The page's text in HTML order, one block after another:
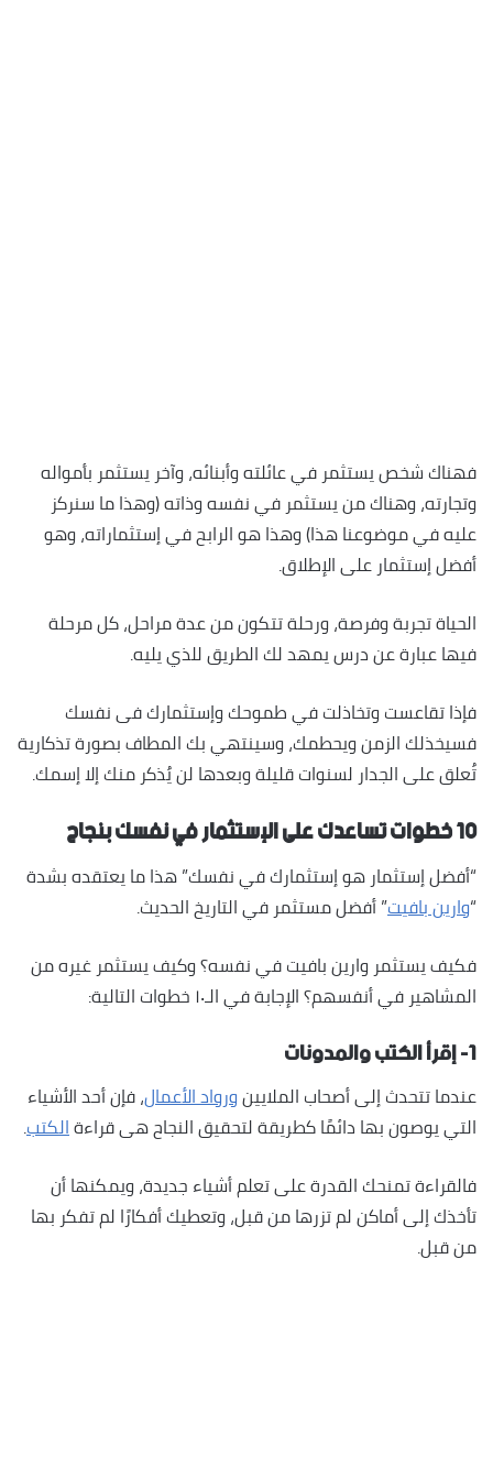
فهناك شخص يستثمر في عائلته وأبنائه، وآخر يستثمر بأمواله
وتجارته، وهناك من يستثمر في نفسه وذاته (وهذا ما سنركز
عليه في موضوعنا هذا) وهذا هو الرابح في إستثماراته، وهو
أفضل إستثمار على الإطلاق.
الحياة تجربة وفرصة، ورحلة تتكون من عدة مراحل، كل مرحلة
فيها عبارة عن درس يمهد لك الطريق للذي يليه.
فإذا تقاعست وتخاذلت في طموحك وإستثمارك فى نفسك
فسيخذلك الزمن ويحطمك، وسينتهي بك المطاف بصورة تذكارية
تُعلق على الجدار لسنوات قليلة وبعدها لن يُذكر منك إلا إسمك.
١٠ خطوات تساعدك على الإستثمار في نفسك بنجاح
“أفضل إستثمار هو إستثمارك في نفسك” هذا ما يعتقده بشدة
“وارين بافيت” أفضل مستثمر في التاريخ الحديث.
فكيف يستثمر وارين بافيت في نفسه؟ وكيف يستثمر غيره من
المشاهير في أنفسهم؟ الإجابة في الـ١٠ خطوات التالية:
١- إقرأ الكتب والمدونات
عندما تتحدث إلى أصحاب الملايينورواد الأعمال، فإن أحد الأشياء
التي يوصون بها دائمًا كطريقة لتحقيق النجاح هى قراءةالكتب.
فالقراءة تمنحك القدرة على تعلم أشياء جديدة، ويمكنها أن
تأخذك إلى أماكن لم تزرها من قبل، وتعطيك أفكارًا لم تفكر بها
من قبل.